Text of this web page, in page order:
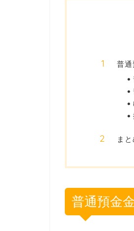
普
まと
普通預金